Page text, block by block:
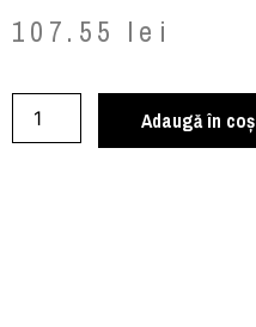
107.55 lei
Adaugă în coș